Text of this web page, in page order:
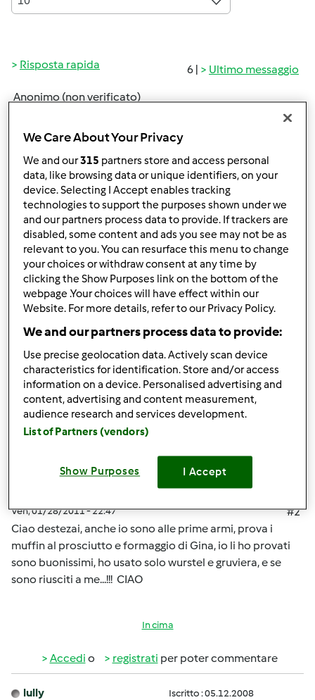
6 | Ultimo messaggio
Risposta rapida
Anonimo (non verificato)
Ven, 01/28/2011 - 22:18
ciao, ho dei wurstel in frigo. cosa posso cucinare?
ho visto delle ricette molto sfiziose, ma siccome è da
pochi giorni che ho il mio bimby e fin'ora non ero un
grnche in cucina ho ancora paura ha fare dei paninetti.
In cima
Accedio registratiper poter commentare
mammameri
Ven, 01/28/2011 - 22:47
#2
Ciao destezai, anche io sono alle prime armi, prova i
muffin al prosciutto e formaggio di Gina, io li ho provati
sono buonissimi, ho usato solo wurstel e gruviera, e se
sono riusciti a me...!!! CIAO
In cima
Accedi o registrati per poter commentare
lully Iscritto : 05.12.2008
We Care About Your Privacy
We and our315 partners store and access personal
data, like browsing data or unique identifiers, on your
device. Selecting I Accept enables tracking
technologies to support the purposes shown under we
and our partners process data to provide. If trackers are
disabled, some content and ads you see may not be as
relevant to you. You can resurface this menu to change
your choices or withdraw consent at any time by
clicking the Show Purposes link on the bottom of the
webpage .Your choices will have effect within our
Website. For more details, refer to our Privacy Policy.
We and our partners process data to provide:
Use precise geolocation data. Actively scan device
characteristics for identification. Store and/or access
information on a device. Personalised advertising and
content, advertising and content measurement,
audience research and services development.
List of Partners (vendors)
Show Purposes I Accept